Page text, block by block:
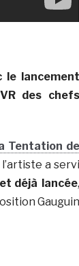
le lancement
des chefs
Tentation de
a servi
déjà lancée,
Gauguin